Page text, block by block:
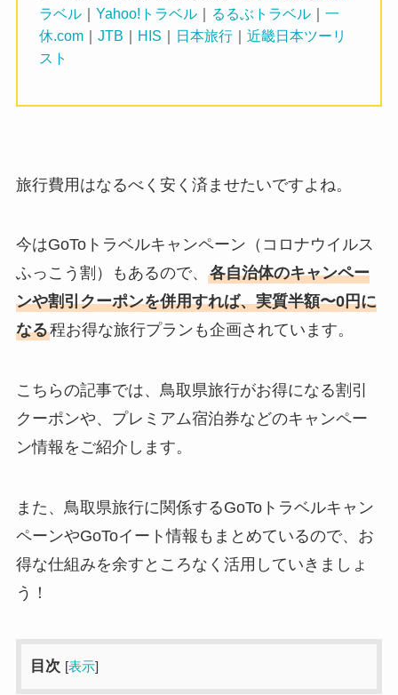
ラベル ｜Yahoo!トラベル ｜ るるぶトラベル ｜一
休.com ｜JTB ｜ HIS ｜ 日本旅行 ｜近畿日本ツーリ
スト
旅行費用はなるべく安く済ませたいですよね。
今はGoToトラベルキャンペーン（コロナウイルス
ふっこう割）もあるので、 各自治体のキャンペー
ンや割引クーポンを併用すれば、実質半額〜0円に
なる程お得な旅行プランも企画されています。
こちらの記事では、鳥取県旅行がお得になる割引
クーポンや、プレミアム宿泊券などのキャンペー
ン情報をご紹介します。
また、鳥取県旅行に関係するGoToトラベルキャン
ペーンやGoToイート情報もまとめているので、お
得な仕組みを余すところなく活用していきましょ
う！
目次 [表示]